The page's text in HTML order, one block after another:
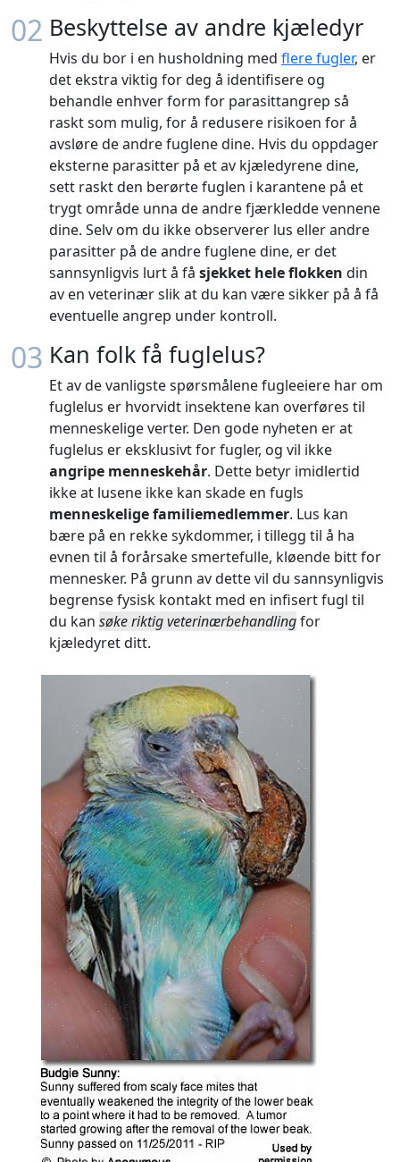
02 Beskyttelse av andre kjæledyr
Hvis du bor i en husholdning med flere fugler, er
det ekstra viktig for deg å identifisere og
behandle enhver form for parasittangrep så
raskt som mulig, for å redusere risikoen for å
avsløre de andre fuglene dine. Hvis du oppdager
eksterne parasitter på et av kjæledyrene dine,
sett raskt den berørte fuglen i karantene på et
trygt område unna de andre fjærkledde vennene
dine. Selv om du ikke observerer lus eller andre
parasitter på de andre fuglene dine, er det
sannsynligvis lurt å få sjekket hele flokken din
av en veterinær slik at du kan være sikker på å få
eventuelle angrep under kontroll.
03 Kan folk få fuglelus?
Et av de vanligste spørsmålene fugleeiere har om
fuglelus er hvorvidt insektene kan overføres til
menneskelige verter. Den gode nyheten er at
fuglelus er eksklusivt for fugler, og vil ikke
angripe menneskehår. Dette betyr imidlertid
ikke at lusene ikke kan skade en fugls
menneskelige familiemedlemmer. Lus kan
bære på en rekke sykdommer, i tillegg til å ha
evnen til å forårsake smertefulle, kløende bitt for
mennesker. På grunn av dette vil du sannsynligvis
begrense fysisk kontakt med en infisert fugl til
du kan søke riktig veterinærbehandlingfor
kjæledyret ditt.